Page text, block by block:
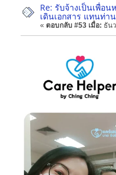
Re: รับจ้างเป็นเพื่อ
เดินเอกสาร แทนท่า
« ตอบกลับ #53 เมื่อ: ธัน